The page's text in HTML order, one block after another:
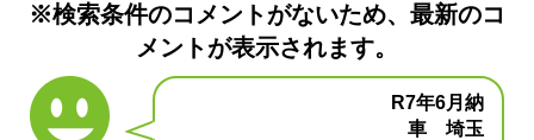
※検索条件のコメントがないため、最新のコ
メントが表示されます。
R7年6月納
車 埼玉